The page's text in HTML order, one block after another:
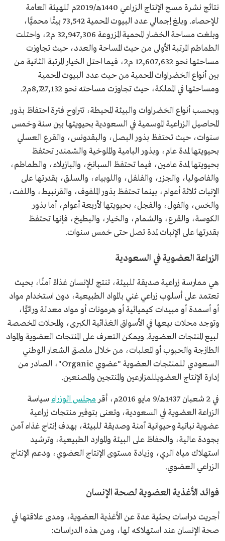
نتائج نشرة مسح الإنتاج الزراعي 1440هـ/2019م للهيئة العامة
للإحصاء. وبلغ إجمالي عدد البيوت المحمية 73,542 بيتًا محميًّا،
وبلغت مساحة الخضار المحمية المزروعة 32,947,306 م2، واحتلت
الطماطم المرتبة الأولى من حيث المساحة والعدد، حيث تجاوزت
مساحتها نحو 12,607,632 م2، فيما احتل الخيار المرتبة الثانية من
بين أنواع الخضراوات المحمية من حيث عدد البيوت المحمية
ومساحتها في المملكة، حيث تجاوزت مساحته نحو 8,727,132م2.
وبحسب أنواع الخضراوات والبيئة المحيطة، تتراوح فترة احتفاظ بذور
المحاصيل الزراعية الموسمية في السعودية بحيويتها بين سنة وخمس
سنوات، حيث تحتفظ بذور البصل، والبقدونس، والقرع العسلي
بحيويتها لمدة عام، وبذور البامية والملوخية والشمندر تحتفظ
بحيويتها لمدة عامين، فيما تحتفظ السبانخ، والبازيلاء، والطماطم،
والفاصوليا، والجزر، والفلفل، واللوبياء، والسلق، بقدرتها على
الإنبات ثلاثة أعوام، بينما تحتفظ بذور الملفوف، والقرنبيط، واللفت،
والخس، والفول، والفجل، بحيويتها لأربعة أعوام، أما بذور
الكوسة، والقرع، والشمام، والخيار، والبطيخ، فإنها تحتفظ
بقدرتها على الإنبات لمدة تصل حتى خمس سنوات.
الزراعة العضوية في السعودية
هي ممارسة زراعية صديقة للبيئة، تنتج للإنسان غذاءً آمنًا، بحيث
تعتمد على أسلوب زراعي غني بالمواد الطبيعية، دون استخدام مواد
أو أسمدة أو مبيدات كيميائية أو هرمونات أو مواد معدلة وراثيًّا،
وتوجد محلات بيعها في الأسواق الغذائية الكبرى، والمحلات المخصصة
لبيع المنتجات العضوية. ويمكن التعرف على المنتجات العضوية والمواد
الطازجة والحبوب أو المعلبات، من خلال ملصق الشعار الوطني
السعودي للمنتجات العضوية "عضوي Organic"، الصادر من
إدارة الإنتاج العضويللمزارعين والمنتجين والمصنعين.
في 2 شعبان 1437هـ/9 مايو 2016م، أقر مجلس الوزراء سياسة
الزراعة العضوية في السعودية، وتعنى بتوفير منتجات زراعية
عضوية نباتية وحيوانية آمنة وصديقة للبيئة، بهدف إنتاج غذاء آمن
بجودة عالية، والحفاظ على البيئة والموارد الطبيعية، وترشيد
استهلاك مياه الري، وزيادة مستوى الإنتاج العضوي، ودعم الإنتاج
الزراعي العضوي.
فوائد الأغذية العضوية لصحة الإنسان
أجريت دراسات بحثية عدة عن الأغذية العضوية، ومدى علاقتها في
صحة الإنسان عند استهلاكه لها، ومن هذه الدراسات: